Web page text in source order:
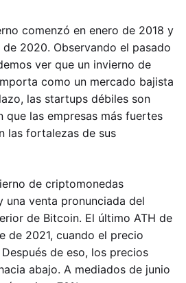
comenzó en enero de 2018 y
2020. Observando el pasado
ver que un invierno de
como un mercado bajista
las startups débiles son
que las empresas más fuertes
las fortalezas de sus
de criptomonedas
una venta pronunciada del
de Bitcoin. El último ATH de
de 2021, cuando el precio
de eso, los precios
abajo. A mediados de junio